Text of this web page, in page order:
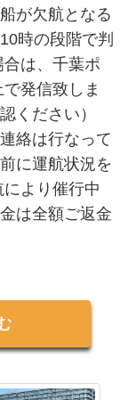
が欠航となる
時の段階で判
は、千葉ポ
発信致しま
ください）
絡は行なって
に運航状況を
より催行中
は全額ご返金